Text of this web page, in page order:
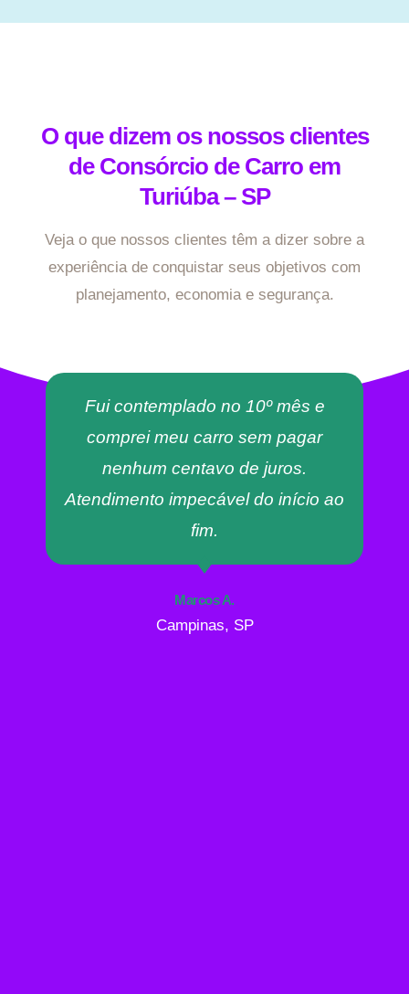
O que dizem os nossos clientes
de Consórcio de Carro em
Turiúba – SP
Veja o que nossos clientes têm a dizer sobre a
experiência de conquistar seus objetivos com
planejamento, economia e segurança.
Fui contemplado no 10º mês e
comprei meu carro sem pagar
nenhum centavo de juros.
Atendimento impecável do início ao
fim.
Marcos A.
Campinas, SP